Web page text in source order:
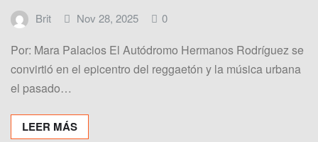
Brit Nov 28, 2025 0
Por: Mara Palacios El Autódromo Hermanos Rodríguez se
convirtió en el epicentro del reggaetón y la música urbana
el pasado…
LEER MÁS